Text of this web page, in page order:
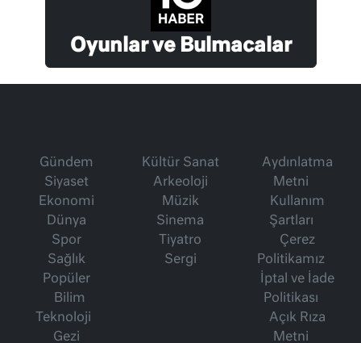
Oyunlar ve Bulmacalar
Gündem
Siyaset
Ekonomi
Dünya
Spor
Sağlık
Popüler
Bilim
Teknoloji
Gezi
Kültür Sanat
Arkeoloji
Müzik
Sinema
Tiyatro
Sergi
Aydınlatma
Metni
Kullanım
Şartları
Çerez
Politikamız
İptal ve İade
Politikası
Açık Rıza
Metni